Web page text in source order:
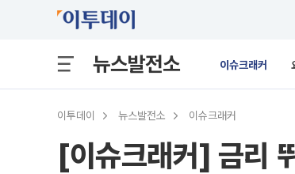
뉴스발전소 이슈크래커
이투데이 뉴스발전소 이슈크래커
[이슈크래커] 금리